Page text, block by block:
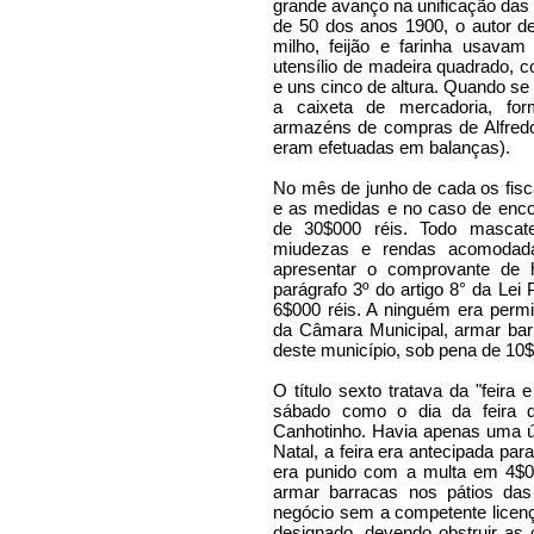
grande avanço na unificação
de 50 dos anos 1900, o autor
milho, feijão e farinha
utensílio de madeira quadrado,
e uns cinco de altura. Quando
a caixeta de mercadoria,
armazéns de compras de
eram efetuadas em balanças).
No mês de junho de cada os
e as medidas e no caso de
de 30$000 réis. Todo
miudezas e rendas
apresentar o comprovante de
parágrafo 3º do artigo 8° da
6$000 réis. A ninguém era
da Câmara Municipal, armar
deste município, sob pena de
O título sexto tratava da "feira
sábado como o dia da feira
Canhotinho. Havia apenas uma
Natal, a feira era antecipada
era punido com a multa em
armar barracas nos pátios
negócio sem a competente